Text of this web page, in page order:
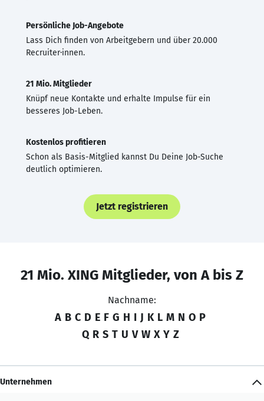
Persönliche Job-Angebote
Lass Dich finden von Arbeitgebern und über 20.000
Recruiter·innen.
21 Mio. Mitglieder
Knüpf neue Kontakte und erhalte Impulse für ein
besseres Job-Leben.
Kostenlos profitieren
Schon als Basis-Mitglied kannst Du Deine Job-Suche
deutlich optimieren.
Jetzt registrieren
21 Mio. XING Mitglieder, von A bis Z
Nachname:
A B C D E F G H I J K L M N O P
Q R S T U V W X Y Z
Unternehmen